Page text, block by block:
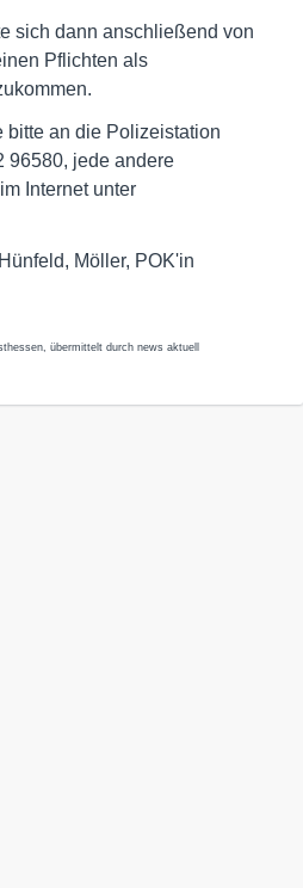
sich dann anschließend von
Pflichten als
an die Polizeistation
96580, jede andere
Internet unter
Möller, POK'in
übermittelt durch news aktuell